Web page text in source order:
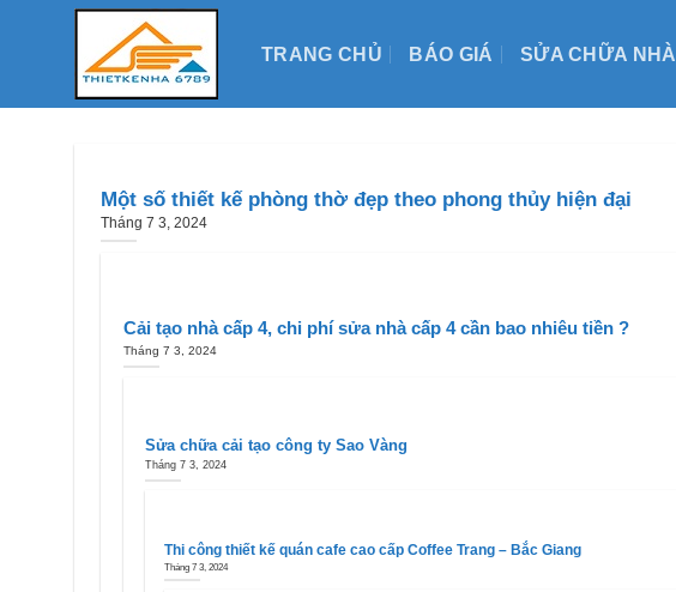
TRANG CHỦ BÁO GIÁ SỬA CHỮA NHÀ
Một số thiết kế phòng thờ đẹp theo phong thủy hiện đại
Tháng 7 3, 2024
Cải tạo nhà cấp 4, chi phí sửa nhà cấp 4 cần bao nhiêu tiền ?
Tháng 7 3, 2024
Sửa chữa cải tạo công ty Sao Vàng
Tháng 7 3, 2024
Thi công thiết kế quán cafe cao cấp Coffee Trang – Bắc Giang
Tháng 7 3, 2024